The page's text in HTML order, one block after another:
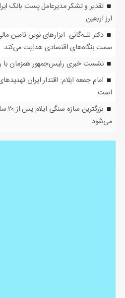
تقدیر و تشکر مدیرعامل پست بانک
ارز اربعین
دکتر للـه‌گانی: ابزارهای نوین تامین
سمت بنگاه‌های اقتصادی هدایت می‌کند
نشست خبری رئیس‌جمهور همزمان با
امام جمعه ایلام: اقتدار ایران
است
می‌شود